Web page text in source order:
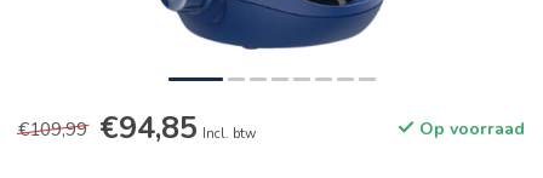
€109,99 €94,85 Incl. btw Op voorraad